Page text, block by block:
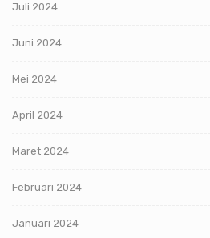
Juli 2024
Juni 2024
Mei 2024
April 2024
Maret 2024
Februari 2024
Januari 2024